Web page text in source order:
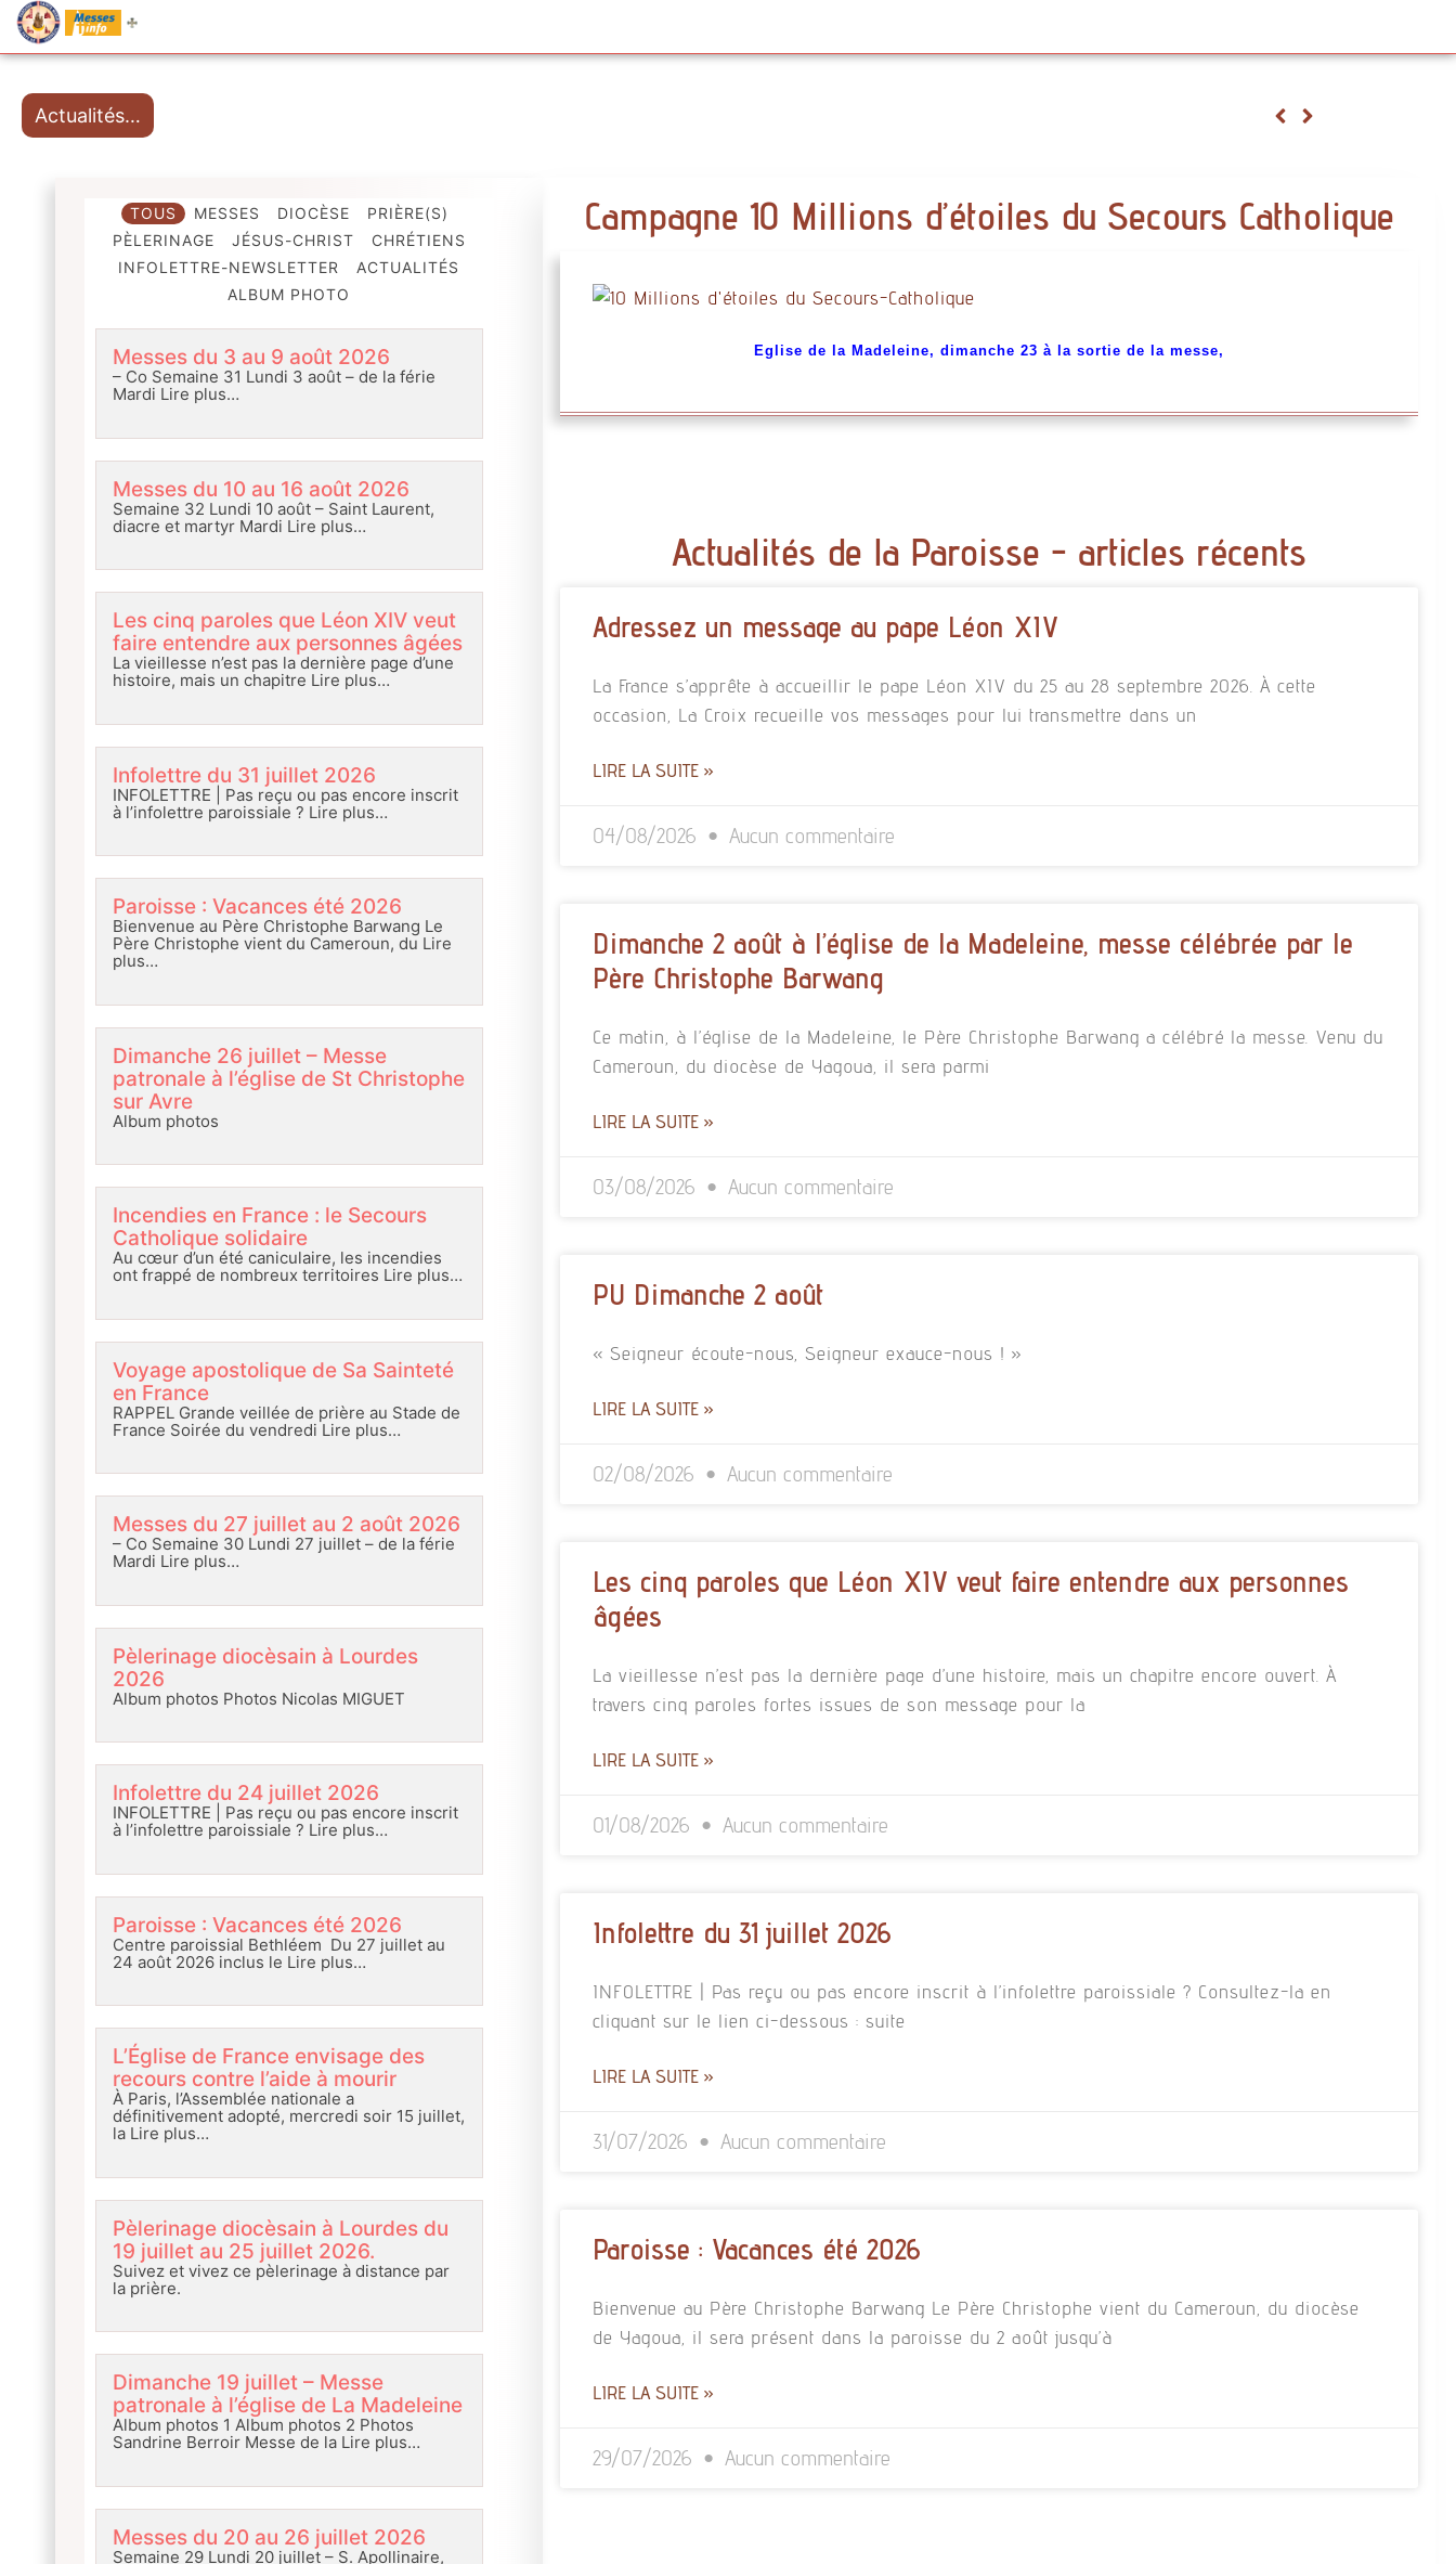
Messes
Actualités…
TOUS MESSES DIOCÈSE
PRIÈRE(S)
PÈLERINAGE
JÉSUS-CHRIST
CHRÉTIENS
INFOLETTRE-NEWSLETTER
ACTUALITÉS
ALBUM PHOTO
Messes du 3 au 9 août 2026
– Co Semaine 31 Lundi 3 août – de la férie
Mardi Lire plus…
Messes du 10 au 16 août 2026
Semaine 32 Lundi 10 août – Saint Laurent,
diacre et martyr Mardi Lire plus…
Les cinq paroles que Léon XIV veut
faire entendre aux personnes âgées
La vieillesse n’est pas la dernière page d’une
histoire, mais un chapitre Lire plus…
Infolettre du 31 juillet 2026
INFOLETTRE | Pas reçu ou pas encore inscrit
à l’infolettre paroissiale ? Lire plus…
Paroisse : Vacances été 2026
Bienvenue au Père Christophe Barwang Le
Père Christophe vient du Cameroun, du Lire
plus…
Dimanche 26 juillet – Messe
patronale à l’église de St Christophe
sur Avre
Album photos
Incendies en France : le Secours
Catholique solidaire
Au cœur d’un été caniculaire, les incendies
ont frappé de nombreux territoires Lire plus…
Voyage apostolique de Sa Sainteté
en France
RAPPEL Grande veillée de prière au Stade de
France Soirée du vendredi Lire plus…
Messes du 27 juillet au 2 août 2026
– Co Semaine 30 Lundi 27 juillet – de la férie
Mardi Lire plus…
Pèlerinage diocèsain à Lourdes
2026
Album photos Photos Nicolas MIGUET
Infolettre du 24 juillet 2026
INFOLETTRE | Pas reçu ou pas encore inscrit
à l’infolettre paroissiale ? Lire plus…
Paroisse : Vacances été 2026
Centre paroissial Bethléem Du 27 juillet au
24 août 2026 inclus le Lire plus…
L’Église de France envisage des
recours contre l’aide à mourir
À Paris, l’Assemblée nationale a
définitivement adopté, mercredi soir 15 juillet,
la Lire plus…
Pèlerinage diocèsain à Lourdes du
19 juillet au 25 juillet 2026.
Suivez et vivez ce pèlerinage à distance par
la prière.
Dimanche 19 juillet – Messe
patronale à l’église de La Madeleine
Album photos 1 Album photos 2 Photos
Sandrine Berroir Messe de la Lire plus…
Messes du 20 au 26 juillet 2026
Semaine 29 Lundi 20 juillet – S. Apollinaire,
Campagne 10 Millions d’étoiles du Secours Catholique
Eglise de la Madeleine, d imanche 23 à la sortie de la messe,
Actualités de la Paroisse - articles récents
Adressez un message au pape Léon XIV
La France s’apprête à accueillir le pape Léon XIV du 25 au 28 septembre 2026. À cette
occasion, La Croix recueille vos messages pour lui transmettre dans un
LIRE LA SUITE »
04/08/2026 Aucun commentaire
Dimanche 2 août à l’église de la Madeleine, messe célébrée par le
Père Christophe Barwang
Ce matin, à l’église de la Madeleine, le Père Christophe Barwang a célébré la messe. Venu du
Cameroun, du diocèse de Yagoua, il sera parmi
LIRE LA SUITE »
03/08/2026 Aucun commentaire
PU Dimanche 2 août
« Seigneur écoute-nous, Seigneur exauce-nous ! »
LIRE LA SUITE »
02/08/2026 Aucun commentaire
Les cinq paroles que Léon XIV veut faire entendre aux personnes
âgées
La vieillesse n’est pas la dernière page d’une histoire, mais un chapitre encore ouvert. À
travers cinq paroles fortes issues de son message pour la
LIRE LA SUITE »
01/08/2026 Aucun commentaire
Infolettre du 31 juillet 2026
INFOLETTRE | Pas reçu ou pas encore inscrit à l’infolettre paroissiale ? Consultez-la en
cliquant sur le lien ci-dessous : suite
LIRE LA SUITE »
31/07/2026 Aucun commentaire
Paroisse : Vacances été 2026
Bienvenue au Père Christophe Barwang Le Père Christophe vient du Cameroun, du diocèse
de Yagoua, il sera présent dans la paroisse du 2 août jusqu’à
LIRE LA SUITE »
29/07/2026 Aucun commentaire